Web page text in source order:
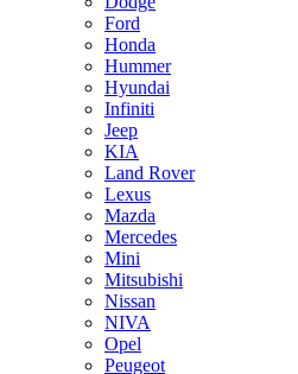
Ford
Honda
Hummer
Hyundai
Infiniti
Jeep
KIA
Land Rover
Lexus
Mazda
Mercedes
Mini
Mitsubishi
Nissan
NIVA
Opel
Peugeot